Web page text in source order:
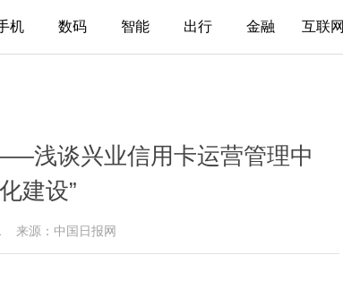
机 数码 智能 出行 金融 互联网
浅谈兴业信用卡运营管理中
建设”
来源：中国日报网